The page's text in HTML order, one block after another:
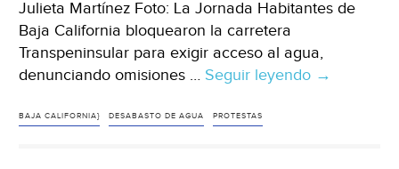
Julieta Martínez Foto: La Jornada Habitantes de
Baja California bloquearon la carretera
Transpeninsular para exigir acceso al agua,
denunciando omisiones … Seguir leyendo México-
→
BAJA CALIFORNIA} DESABASTO DE AGUA PROTESTAS